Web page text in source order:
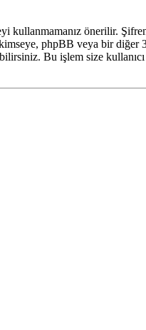
önerilir.
phpBB veya bir diğer
Bu işlem size